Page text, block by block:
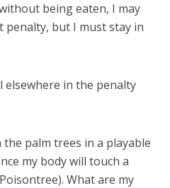
being eaten, I may
but I must stay in
elsewhere in the penalty
palm trees in a playable
my body will touch a
What are my